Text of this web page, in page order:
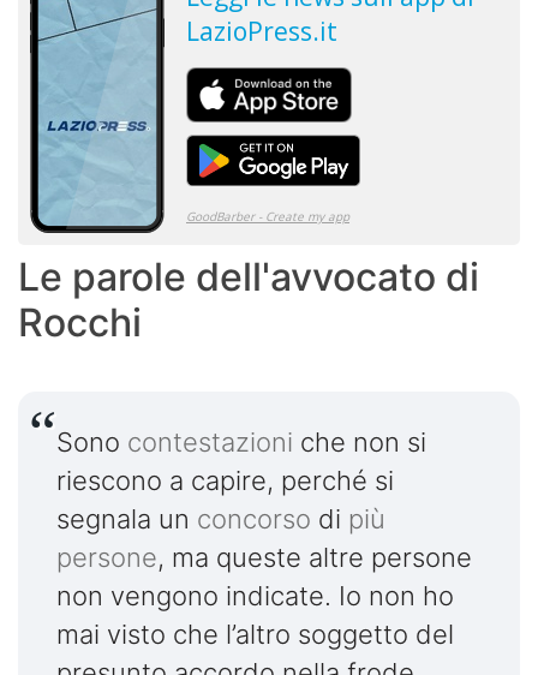
Le parole dell'avvocato di
Rocchi
Sono contestazioni che non si
riescono a capire, perché si
segnala un concorso di più
persone, ma queste altre persone
non vengono indicate. Io non ho
mai visto che l’altro soggetto del